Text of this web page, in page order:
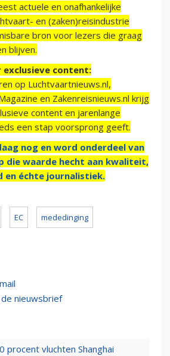
actuele en onafhankelijke
en (zaken)reisindustrie
bron voor lezers die graag
blijven.
exclusieve content:
op Luchtvaartnieuws.nl,
en Zakenreisnieuws.nl krijg
content en jarenlange
een stap voorsprong geeft.
nog en word onderdeel van
die waarde hecht aan kwaliteit,
en échte journalistiek.
EC mededinging
nieuwsbrief
procent vluchten Shanghai